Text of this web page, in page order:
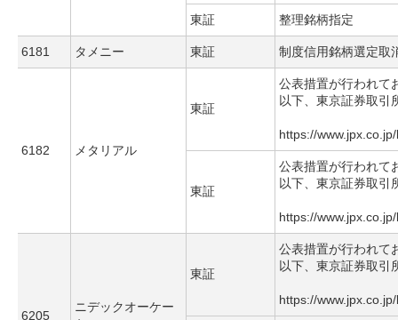
東証 整理銘柄指定
6181 タメニー 東証 制度信用銘柄選定取
6182 メタリアル
東証
公表措置が行われて
以下、東京証券取引
https://
東証
公表措置が行われて
以下、東京証券取引
https://
6205
ニデックオーケー
東証
公表措置が行われて
以下、東京証券取引
https://